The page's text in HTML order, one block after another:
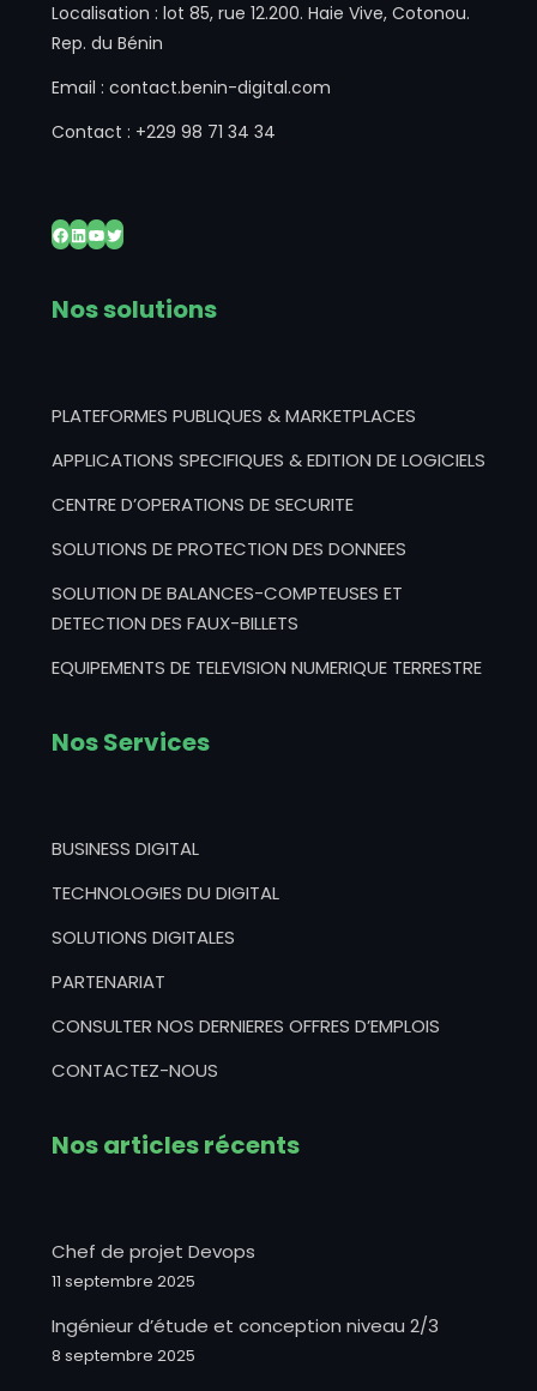
Localisation : lot 85, rue 12.200. Haie Vive, Cotonou.
Rep. du Bénin
Email : contact.benin-digital.com
Contact : +229 98 71 34 34
Facebook
LinkedIn
YouTube
Twitter
Nos solutions
PLATEFORMES PUBLIQUES & MARKETPLACES
APPLICATIONS SPECIFIQUES & EDITION DE LOGICIELS
CENTRE D’OPERATIONS DE SECURITE
SOLUTIONS DE PROTECTION DES DONNEES
SOLUTION DE BALANCES-COMPTEUSES ET
DETECTION DES FAUX-BILLETS
EQUIPEMENTS DE TELEVISION NUMERIQUE TERRESTRE
Nos Services
BUSINESS DIGITAL
TECHNOLOGIES DU DIGITAL
SOLUTIONS DIGITALES
PARTENARIAT
CONSULTER NOS DERNIERES OFFRES D’EMPLOIS
CONTACTEZ-NOUS
Nos articles récents
Chef de projet Devops
11 septembre 2025
Ingénieur d’étude et conception niveau 2/3
8 septembre 2025